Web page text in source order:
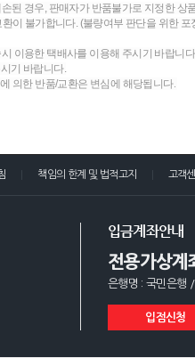
된 경우, 판매자가 반품불가로 지정한 상
이 불가합니다. (불량여부 판단을 위한
이용한 택배사를 이용해 주시기 바랍니
기 바랍니다.
의한 반품/교환은 변심에 해당됩니다.
책임의 한계 및 법적고지 고객
입금계좌안내
전용가상계
은행명 : 국민은행
입점신청